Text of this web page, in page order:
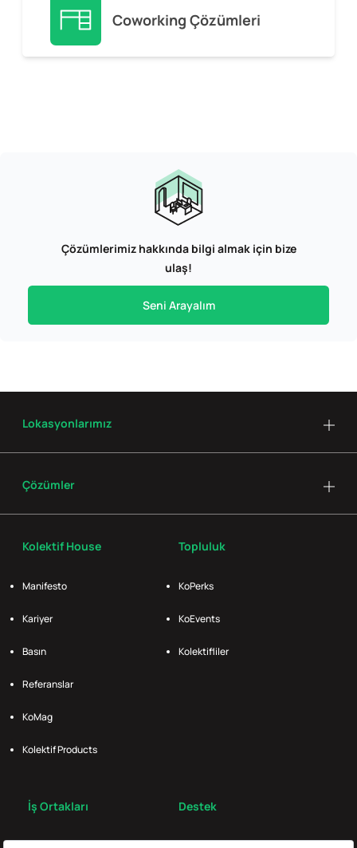
Coworking Çözümleri
Çözümlerimiz hakkında bilgi almak için bize
ulaş!
Seni Arayalım
Kolektif House
Manifesto
Kariyer
Basın
Referanslar
KoMag
Kolektif Products
Topluluk
KoPerks
KoEvents
Kolektifliler
İş Ortakları Destek
Lokasyonlarımız
Çözümler